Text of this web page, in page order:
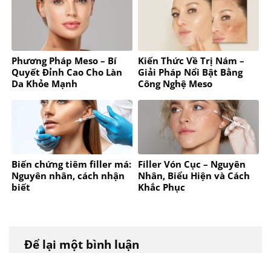
Phương Pháp Meso – Bí
Quyết Đỉnh Cao Cho Làn
Da Khỏe Mạnh
Kiến Thức Về Trị Nám –
Giải Pháp Nổi Bật Bằng
Công Nghệ Meso
Biến chứng tiêm filler má:
Nguyên nhân, cách nhận
biết
Filler Vón Cục – Nguyên
Nhân, Biểu Hiện và Cách
Khắc Phục
Để lại một bình luận